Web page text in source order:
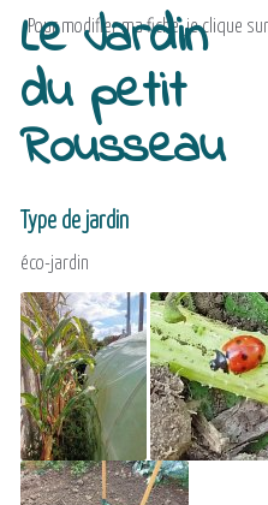
Pour modifier ma fiche, je clique
Le Jardin
du petit
Rousseau
Type de jardin
éco-jardin